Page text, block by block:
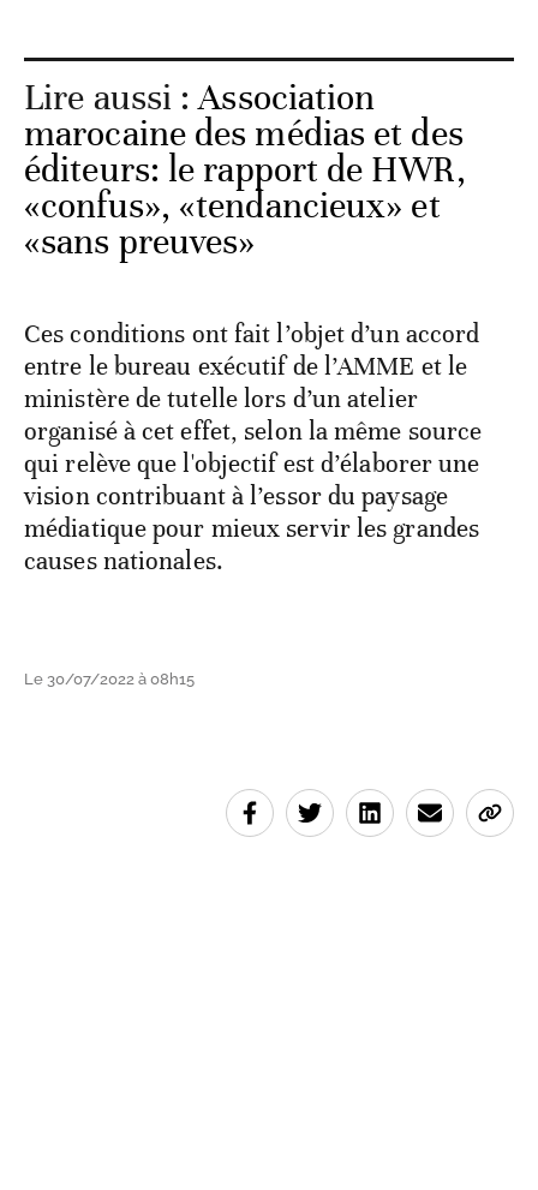
Lire aussi :Association
marocaine des médias et des
éditeurs: le rapport de HWR,
«confus», «tendancieux» et
«sans preuves»
Ces conditions ont fait l’objet d’un accord
entre le bureau exécutif de l’AMME et le
ministère de tutelle lors d’un atelier
organisé à cet effet, selon la même source
qui relève que l'objectif est d’élaborer une
vision contribuant à l’essor du paysage
médiatique pour mieux servir les grandes
causes nationales.
Le 30/07/2022 à 08h15